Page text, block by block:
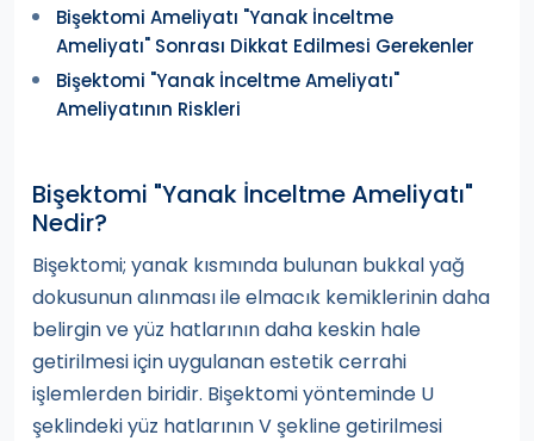
Bişektomi Ameliyatı "Yanak İnceltme
Ameliyatı" Sonrası Dikkat Edilmesi Gerekenler
Bişektomi "Yanak İnceltme Ameliyatı"
Ameliyatının Riskleri
Bişektomi "Yanak İnceltme Ameliyatı"
Nedir?
Bişektomi; yanak kısmında bulunan bukkal yağ
dokusunun alınması ile elmacık kemiklerinin daha
belirgin ve yüz hatlarının daha keskin hale
getirilmesi için uygulanan estetik cerrahi
işlemlerden biridir. Bişektomi yönteminde U
şeklindeki yüz hatlarının V şekline getirilmesi